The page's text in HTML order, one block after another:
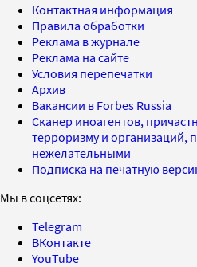
Контактная информация
Правила обработки
Реклама в журнале
Реклама на сайте
Условия перепечатки
Архив
Вакансии в Forbes Russia
Сканер иноагентов,
терроризму и организаций,
нежелательными
Подписка на печатную
Мы в соцсетях:
Telegram
ВКонтакте
YouTube